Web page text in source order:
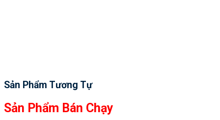
Sản Phẩm Tương Tự
Sản Phẩm Bán Chạy